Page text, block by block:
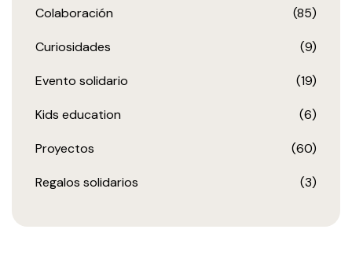
Colaboración (85)
Curiosidades (9)
Evento solidario (19)
Kids education (6)
Proyectos (60)
Regalos solidarios (3)